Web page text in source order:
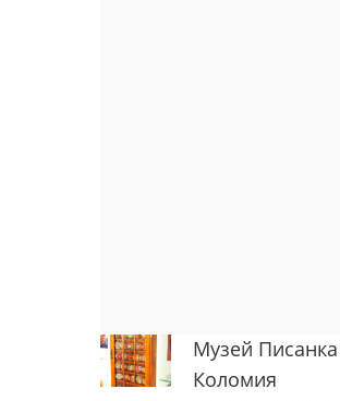
Музей Писанка
Коломия